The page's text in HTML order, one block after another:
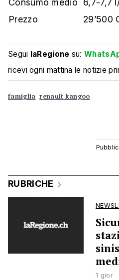
Consumo medio
6,7-7,7
Prezzo
29’500
Segui laRegione su:
ricevi ogni mattina le notizie
famiglia renault kangoo
RUBRICHE
1 gior